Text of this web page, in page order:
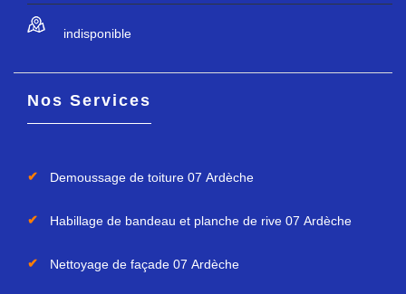
indisponible
Nos Services
Demoussage de toiture 07 Ardèche
Habillage de bandeau et planche de rive 07 Ardèche
Nettoyage de façade 07 Ardèche